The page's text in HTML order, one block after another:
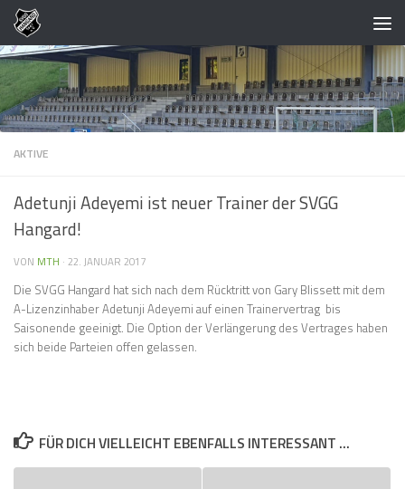
Zum Inhalt springen
AKTIVE
Adetunji Adeyemi ist neuer Trainer der SVGG
Hangard!
VON MTH · 22. JANUAR 2017
Die SVGG Hangard hat sich nach dem Rücktritt von Gary Blissett mit dem
A-Lizenzinhaber Adetunji Adeyemi auf einen Trainervertrag bis
Saisonende geeinigt. Die Option der Verlängerung des Vertrages haben
sich beide Parteien offen gelassen.
FÜR DICH VIELLEICHT EBENFALLS INTERESSANT …